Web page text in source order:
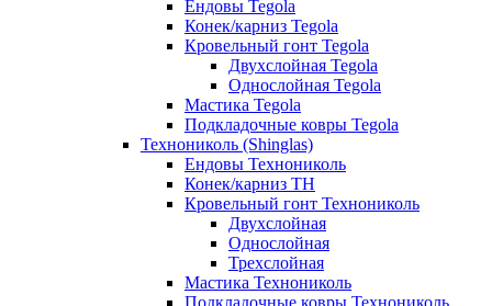
Ендовы Tegola
Конек/карниз Tegola
Кровельный гонт Tegola
Двухслойная Tegola
Однослойная Tegola
Мастика Tegola
Подкладочные ковры Tegola
Технониколь (Shinglas)
Ендовы Технониколь
Конек/карниз ТН
Кровельный гонт Технониколь
Двухслойная
Однослойная
Трехслойная
Мастика Технониколь
Подкладочные ковры Технониколь